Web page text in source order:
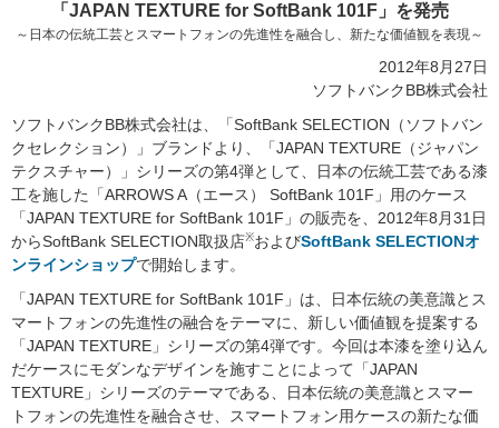
「JAPAN TEXTURE for SoftBank 101F」を発売
～日本の伝統工芸とスマートフォンの先進性を融合し、新たな価値観を表現～
2012年8月27日
ソフトバンクBB株式会社
ソフトバンクBB株式会社は、「SoftBank SELECTION（ソフトバン
クセレクション）」ブランドより、「JAPAN TEXTURE（ジャパン
テクスチャー）」シリーズの第4弾として、日本の伝統工芸である漆
工を施した「ARROWS A（エース） SoftBank 101F」用のケース
「JAPAN TEXTURE for SoftBank 101F」の販売を、2012年8月31日
からSoftBank SELECTION取扱店※およびSoftBank SELECTIONオ
ンラインショップで開始します。
「JAPAN TEXTURE for SoftBank 101F」は、日本伝統の美意識とス
マートフォンの先進性の融合をテーマに、新しい価値観を提案する
「JAPAN TEXTURE」シリーズの第4弾です。今回は本漆を塗り込ん
だケースにモダンなデザインを施すことによって「JAPAN
TEXTURE」シリーズのテーマである、日本伝統の美意識とスマー
トフォンの先進性を融合させ、スマートフォン用ケースの新たな価